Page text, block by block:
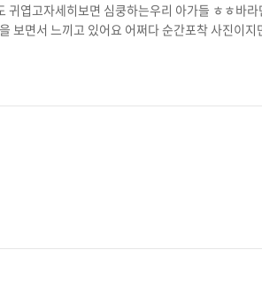
귀엽고자세히보면 심쿵하는우리 아가들 ㅎㅎ바
보면서 느끼고 있어요 어쩌다 순간포착 사진이
게 되네요 😁😁😁아직은 소심함을 극복하는 중이